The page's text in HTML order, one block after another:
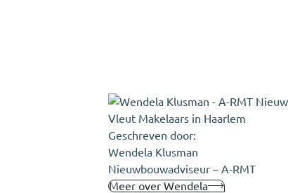
Geschreven door:
Wendela Klusman
Nieuwbouwadviseur – A-RMT
Meer over Wendela